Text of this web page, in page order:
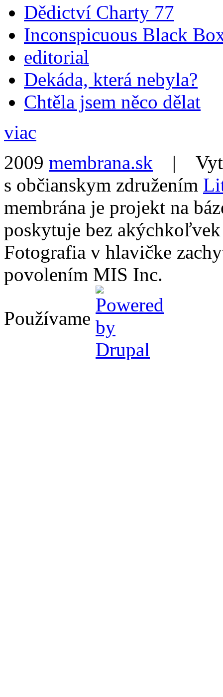
Dědictví Charty 77
Inconspicuous Black
editorial
Dekáda, která nebyla?
Chtěla jsem něco dělat
viac
2009 membrana.sk |
s občianskym združením
membrána je projekt na
poskytuje bez
Fotografia v hlavičke
povolením MIS Inc.
Používame